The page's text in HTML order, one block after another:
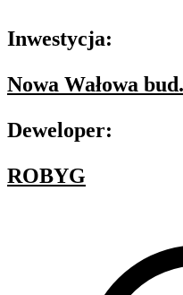
Inwestycja:
Nowa Wałowa
Deweloper:
ROBYG